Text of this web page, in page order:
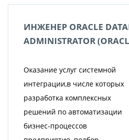
ИНЖЕНЕР ORACLE
ADMINISTRATOR
Оказание услуг системной
интеграции,в числе которых
разработка комплексных
решений по автоматизации
бизнес-процессов